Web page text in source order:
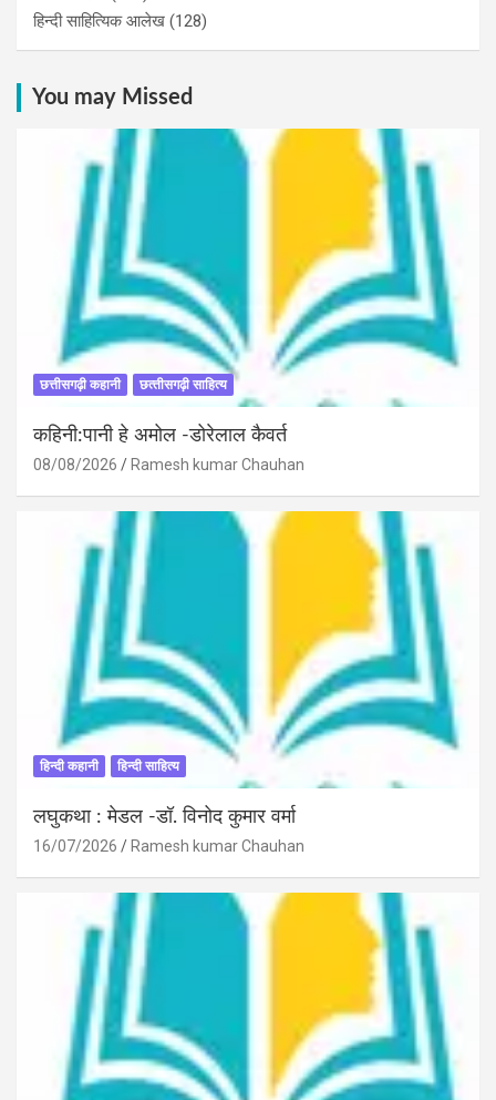
हिन्दी साहित्यिक आलेख (128)
You may Missed
छत्तीसगढ़ी कहानी छत्‍तीसगढ़ी साहित्‍य
कहिनी:पानी हे अमोल -डोरेलाल कैवर्त
08/08/2026 Ramesh kumar Chauhan
हिन्दी कहानी हिन्दी साहित्य
लघुकथा : मेडल -डॉ. विनोद कुमार वर्मा
16/07/2026 Ramesh kumar Chauhan